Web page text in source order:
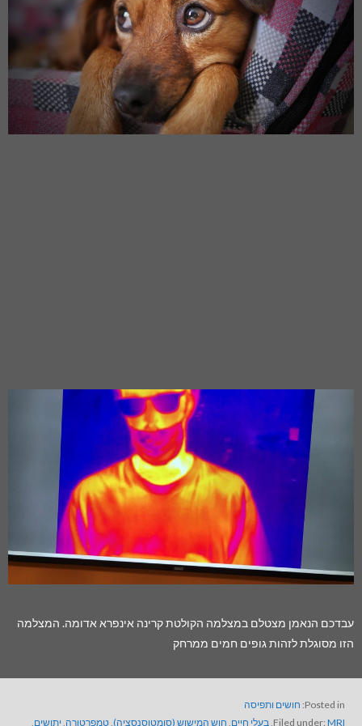
עבדכם הנאמן מצטלם במצלמה הקולטת קרינה אינפרא אדומה. המצלמה
הזו מסוגלת לזהות גופים חמים ממרחק
Posted in: חושים ותפיסה
Filed under:MRI בעלי חיים חוש המישוש (סומטוסנסציה), טמפרטורה יתושים